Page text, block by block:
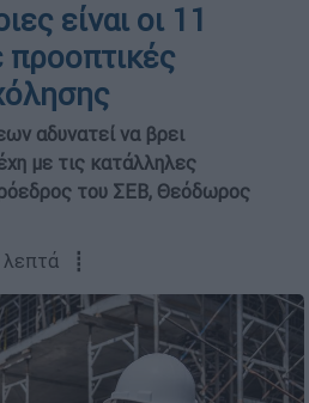
είναι οι 11
προοπτικές
αδυνατεί να βρει
με τις κατάλληλες
του ΣΕΒ, Θεόδωρος
λεπτά ┋